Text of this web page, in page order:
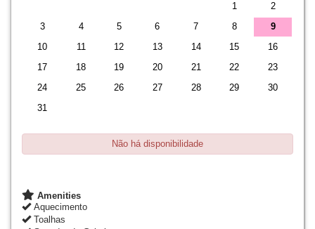
1
2
3
4 5 6 7 8
9
10
11 12 13 14 15
16
17
18 19 20 21 22
23
24
25 26 27 28 29
30
31
Não há disponibilidade
Amenities
Aquecimento
Toalhas